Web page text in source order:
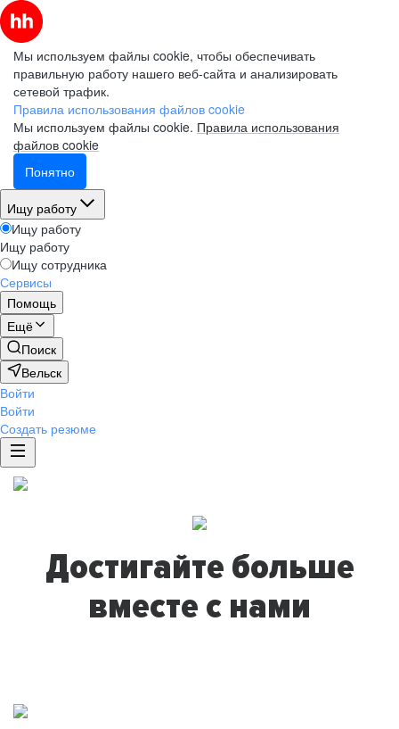
Мы используем файлы cookie, чтобы обеспечивать
правильную работу нашего веб-сайта и анализировать
сетевой трафик.
Правила использования файлов cookie
Мы используем файлы cookie. Правила использования
файлов cookie
Понятно
Ищу работу
Ищу работу
Ищу работу
Ищу сотрудника
Сервисы
Помощь
Ещё
Поиск
Вельск
Войти
Войти
Создать резюме
Достигайте больше
вместе с нами